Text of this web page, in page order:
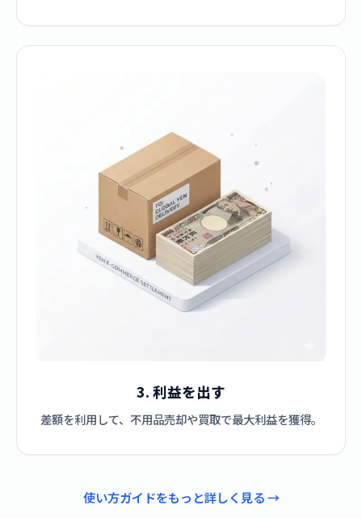
3. 利益を出す
差額を利用して、不用品売却や買取で最大利益を獲得。
使い方ガイドをもっと詳しく見る →